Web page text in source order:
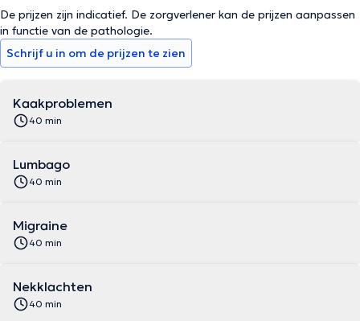
De prijzen zijn indicatief. De zorgverlener kan de prijzen aanpassen
in functie van de pathologie.
Schrijf u in om de prijzen te zien
Kaakproblemen
40 min
Lumbago
40 min
Migraine
40 min
Nekklachten
40 min